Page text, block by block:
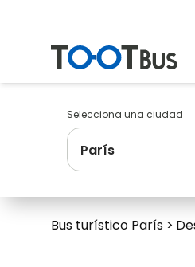
Selecciona una ciudad
París
Bus turístico París